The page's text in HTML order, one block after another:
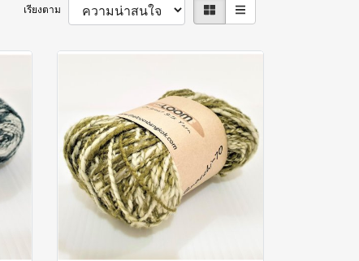
เรียงตาม